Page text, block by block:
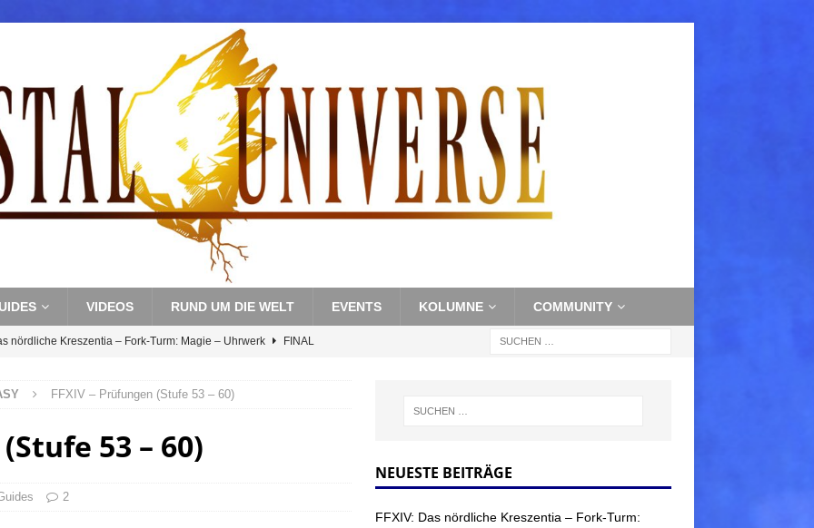
VIDEOS RUND UM DIE WELT EVENTS KOLUMNE COMMUNITY
nördliche Kreszentia – Fork-Turm: Magie – Uhrwerk FINAL
nördliche Kreszentia – Fork-Turm: Magie – Boss 3: Nekrophobia
nördliche Kreszentia – Fork-Turm: Magie – Hallen II
FFXIV – Prüfungen (Stufe 53 – 60)
53 – 60)
2
NEUESTE BEITRÄGE
FFXIV: Das nördliche Kreszentia – Fork-Turm: